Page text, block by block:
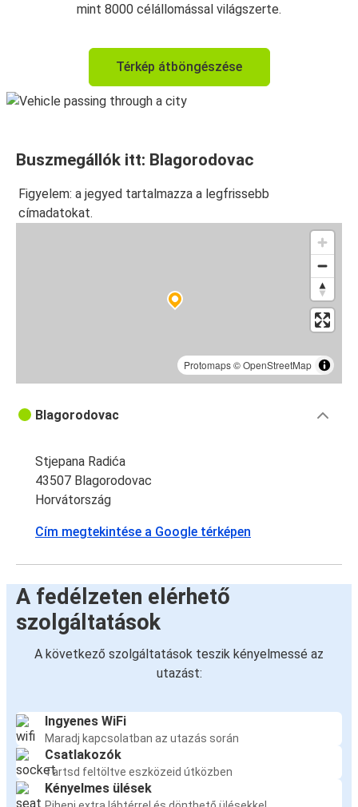
mint 8000 célállomással világszerte.
Térkép átböngészése
Buszmegállók itt: Blagorodovac
Figyelem: a jegyed tartalmazza a legfrissebb
címadatokat.
Protomaps©OpenStreetMap
Blagorodovac
Stjepana Radića
43507 Blagorodovac
Horvátország
Cím megtekintése a Google térképen
A fedélzeten elérhető
szolgáltatások
A következő szolgáltatások teszik kényelmessé az
utazást:
Ingyenes WiFi
Maradj kapcsolatban az utazás során
Csatlakozók
Tartsd feltöltve eszközeid útközben
Kényelmes ülések